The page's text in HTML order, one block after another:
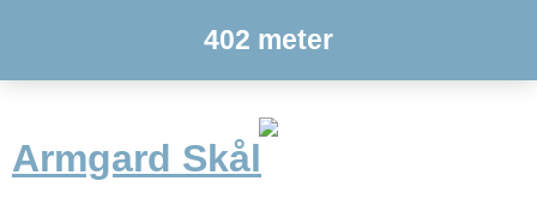
402 meter
Armgard Skål